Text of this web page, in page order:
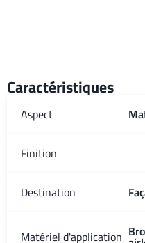
Caractéristiques
Aspect
Finition
Destination
Matériel d'application